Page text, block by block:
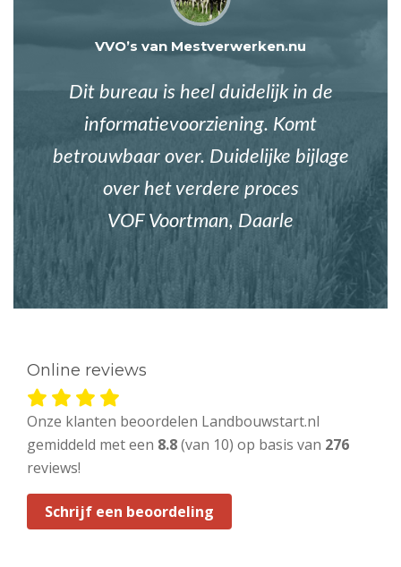
VVO’s van Mestverwerken.nu
Dit bureau is heel duidelijk in de
informatievoorziening. Komt
betrouwbaar over. Duidelijke bijlage
over het verdere proces
VOF Voortman, Daarle
Online reviews
Onze klanten beoordelen Landbouwstart.nl
gemiddeld met een 8.8(van 10) op basis van 276
reviews!
Schrijf een beoordeling